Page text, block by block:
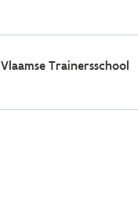
Vlaamse Trainersschool